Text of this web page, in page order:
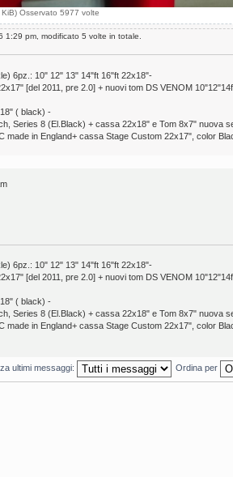
Osservato 5977 volte
1:29 pm, modificato 5 volte in totale.
6pz.: 10" 12" 13" 14"ft 16"ft 22x18"-
[del 2011, pre 2.0] + nuovi tom DS VENOM
( black) -
Series 8 (El.Black) + cassa 22x18" e Tom 8x7" nuova
made in England+ cassa Stage Custom 22x17", color
6pz.: 10" 12" 13" 14"ft 16"ft 22x18"-
[del 2011, pre 2.0] + nuovi tom DS VENOM
( black) -
Series 8 (El.Black) + cassa 22x18" e Tom 8x7" nuova
made in England+ cassa Stage Custom 22x17", color
ultimi messaggi: Ordina per